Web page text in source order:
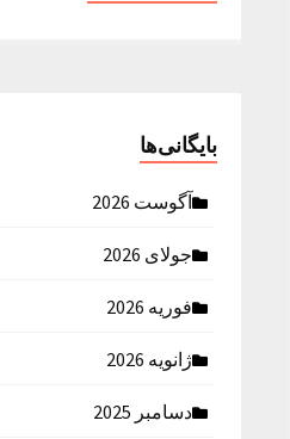
بایگانی‌ها
آگوست 2026
جولای 2026
فوریه 2026
ژانویه 2026
دسامبر 2025